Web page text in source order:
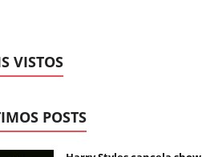
VISTOS
POSTS